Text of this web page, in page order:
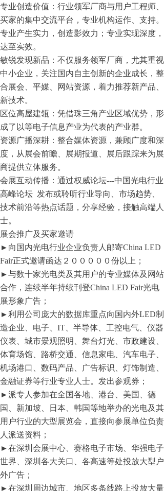
专业创造价值：行业领军厂商与用户工程师、
买家的集中交流平台，专业机构运作、支持。
专业产生实力，创造影效力；专业实现深度，
达至实效。
敏锐发现新品：不仅服务领军厂商，尤其重视
中小企业，关注国内自主创新的企业成长，整
合展会、平媒、网站资源，着力推荐新产品、
新技术。
区位高屋建瓴：凭借珠三角产业区域优势，形
成了以等电子信息产业为代表的产业群。
资源广播深耕：整合媒体资源，兼顾广度和深
度，从展会前瞻、展期报道、展后跟踪来为展
商提供立体服务。
会展互动传播：通过权威论坛---中国光电行业
高峰论坛 发布或聆听行业导向、市场趋势、
技术前沿等热点话题，分享经验，接触高端人
士。
展会推广及买家邀请
►向国内光电行业企业负责人邮寄China LED
Fair正式邀请函达２０００００份以上；
►与数十家光电类及其用户的专业媒体及网站
合作，连续半年持续刊登China LED Fair光电
展形象广告；
►利用公司庞大的数据库重点向国内外LED制
造企业、电子、IT、半导体、工控电气、仪器
仪表、城市景观照明、舞台灯光、市政建设、
体育场馆、路桥交通、信息家电、汽车电子、
机场港口、数码产品、广告标识、灯饰制造、
金融证券等行业专业人士。发出参观券；
►派专人参加在全国各地、港台、美国、德
国、新加坡、日本、韩国等地举办的光电及其
用户行业的大型展览会，直接向参展单位负责
人派送资料；
►在深圳会展中心、赛格电子市场、华强电子
世界、深圳各大关口、各高速等处投放大型户
外广告；
►在深圳周边城市、地区多条线路上投放大量